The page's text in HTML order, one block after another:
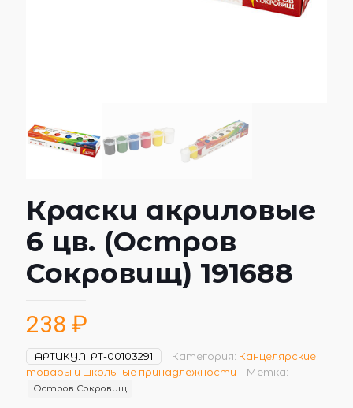
Краски акриловые
6 цв. (Остров
Сокровищ) 191688
238 ₽
АРТИКУЛ: РТ-00103291 Категория: Канцелярские
товары и школьные принадлежности
Метка:
Остров Сокровищ